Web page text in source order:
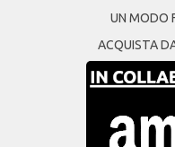
UN MODO
ACQUISTA